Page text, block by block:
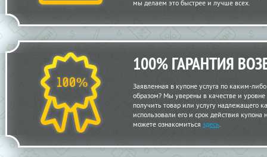
мы делаем это быстрее и лучше всех.
100% ГАРАНТИЯ
Заявленная в купоне услуга по каким-
образом? Мы уверены в качестве и
получить товар или услугу надлежащего
использовали его и срок действия
можете ознакомиться здесь.